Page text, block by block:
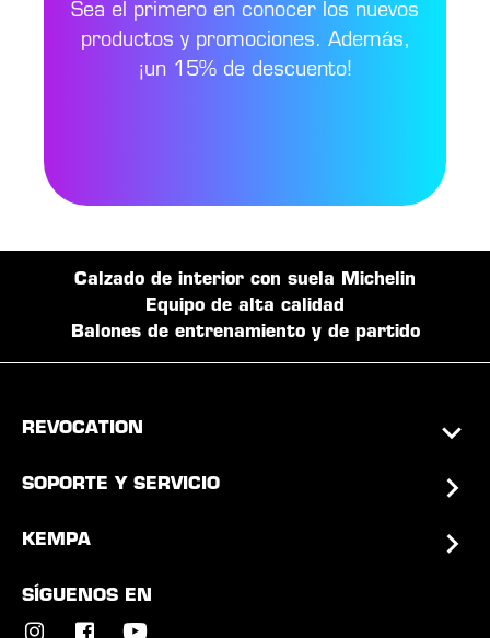
Sea el primero en conocer los nuevos
productos y promociones. Además,
¡un 15% de descuento!
Calzado de interior con suela Michelin
Equipo de alta calidad
Balones de entrenamiento y de partido
REVOCATION
SOPORTE Y SERVICIO
KEMPA
SÍGUENOS EN